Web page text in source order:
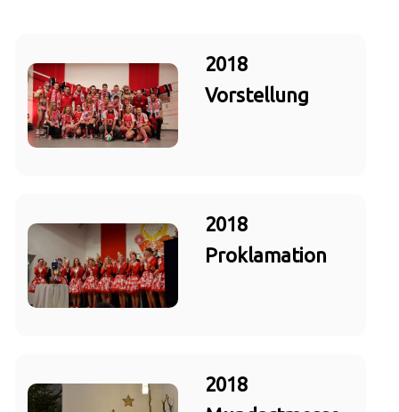
2018
Vorstellung
2018
Proklamation
2018